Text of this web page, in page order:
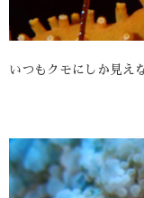
いつもクモにしか見え